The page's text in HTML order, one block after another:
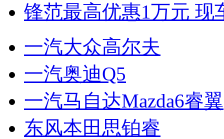
锋范最高优惠1万元 现
一汽大众高尔夫
一汽奥迪Q5
一汽马自达Mazda6睿翼
东风本田思铂睿